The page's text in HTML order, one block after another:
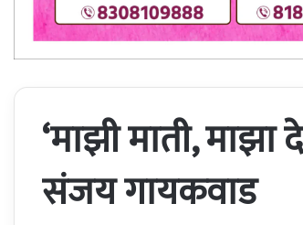
‘माझी माती,
संजय गायकवाड